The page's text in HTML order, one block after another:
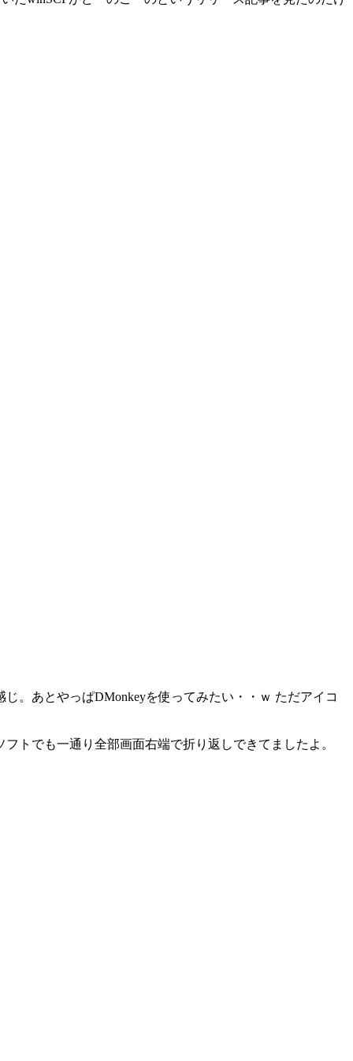
。あとやっぱDMonkeyを使ってみたい・・ｗ ただアイコ
トでも一通り全部画面右端で折り返しできてましたよ。